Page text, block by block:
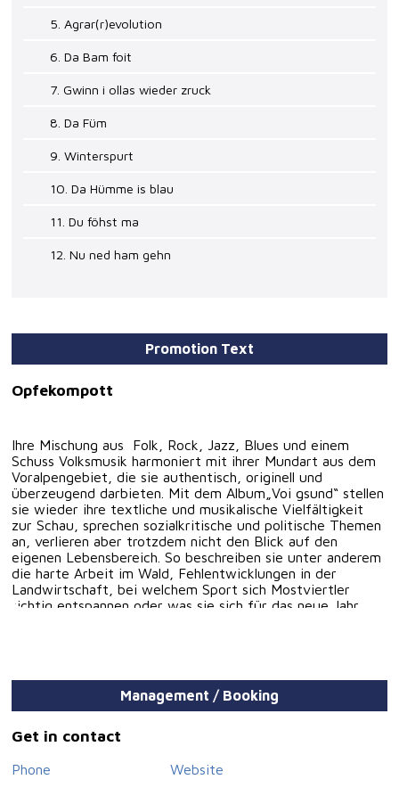
5. Agrar(r)evolution
6. Da Bam foit
7. Gwinn i ollas wieder zruck
8. Da Füm
9. Winterspurt
10. Da Hümme is blau
11. Du föhst ma
12. Nu ned ham gehn
Promotion Text
Opfekompott
Ihre Mischung aus Folk, Rock, Jazz, Blues und einem
Schuss Volksmusik harmoniert mit ihrer Mundart aus dem
Voralpengebiet, die sie authentisch, originell und
überzeugend darbieten. Mit dem Album„Voi gsund“ stellen
sie wieder ihre textliche und musikalische Vielfältigkeit
zur Schau, sprechen sozialkritische und politische Themen
an, verlieren aber trotzdem nicht den Blick auf den
eigenen Lebensbereich. So beschreiben sie unter anderem
die harte Arbeit im Wald, Fehlentwicklungen in der
Landwirtschaft, bei welchem Sport sich Mostviertler
richtig entspannen oder was sie sich für das neue Jahr
Management / Booking
Get in contact
Phone Website